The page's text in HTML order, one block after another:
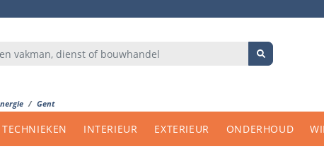
Gent
TECHNIEKEN INTERIEUR EXTERIEUR ONDERHOUD